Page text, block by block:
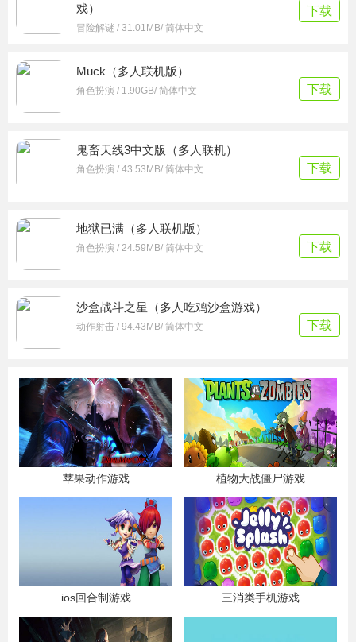
戏）
冒险解谜 / 31.01MB/ 简体中文
下载
Muck（多人联机版）
角色扮演 / 1.90GB/ 简体中文 下载
鬼畜天线3中文版（多人联机）
角色扮演 / 43.53MB/ 简体中文 下载
地狱已满（多人联机版）
角色扮演 / 24.59MB/ 简体中文 下载
沙盒战斗之星（多人吃鸡沙盒游戏）
动作射击 / 94.43MB/ 简体中文 下载
苹果动作游戏 植物大战僵尸游戏
ios回合制游戏 三消类手机游戏